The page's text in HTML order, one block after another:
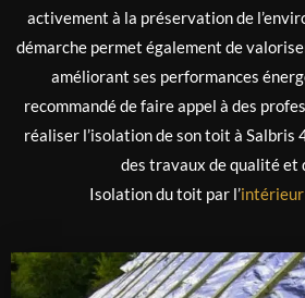
activement à la préservation de
démarche permet également de
améliorant ses performances
recommandé de faire appel à des
réaliser l’isolation de son toit à
des travaux de qualité et
Isolation du toit par l’intérieur